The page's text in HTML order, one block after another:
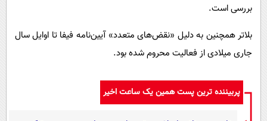
بررسی است.
بلاتر همچنین به دلیل «نقض‌های متعدد» آیین‌نامه فیفا تا اوایل سال
جاری میلادی از فعالیت محروم شده بود.
پربیننده ترین پست همین یک ساعت اخیر